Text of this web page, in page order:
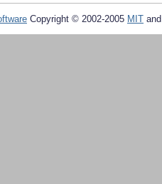
Copyright © 2002-2005 MIT